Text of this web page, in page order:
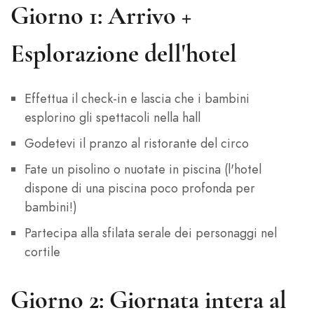
Giorno 1: Arrivo +
Esplorazione dell'hotel
Effettua il check-in e lascia che i bambini
esplorino gli spettacoli nella hall
Godetevi il pranzo al ristorante del circo
Fate un pisolino o nuotate in piscina (l'hotel
dispone di una piscina poco profonda per
bambini!)
Partecipa alla sfilata serale dei personaggi nel
cortile
Giorno 2: Giornata intera al